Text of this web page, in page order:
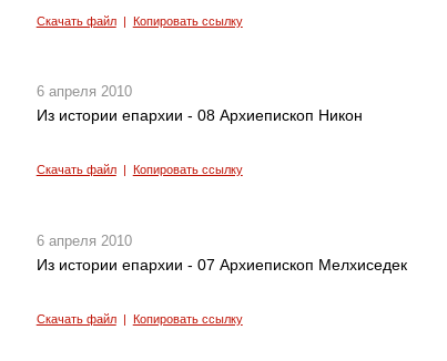
Скачать файл| Копировать ссылку
6 апреля 2010
Из истории епархии - 08 Архиепископ Никон
Скачать файл| Копировать ссылку
6 апреля 2010
Из истории епархии - 07 Архиепископ Мелхиседек
Скачать файл| Копировать ссылку